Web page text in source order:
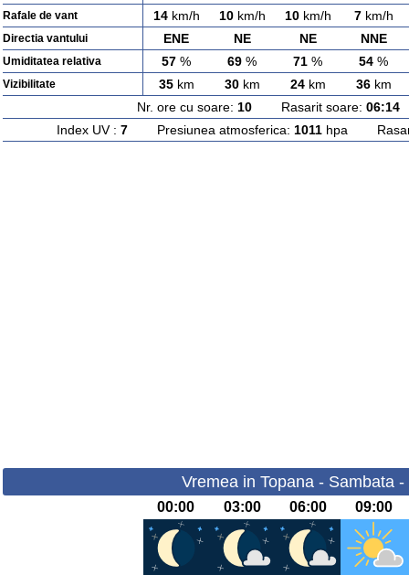
Rafale de vant 14km/h 10km/h 10km/h 7km/h
Directia vantului ENE NE NE NNE
Umiditatea relativa 57 % 69 % 71 % 54 %
Vizibilitate 35km 30km 24km 36km
Nr. ore cu soare: 10Rasarit soare: 06:14
Index UV : 7 Presiunea atmosferica: 1011 hpa
Vremea in Topana - Sambata
00:00 03:00 06:00 09:00